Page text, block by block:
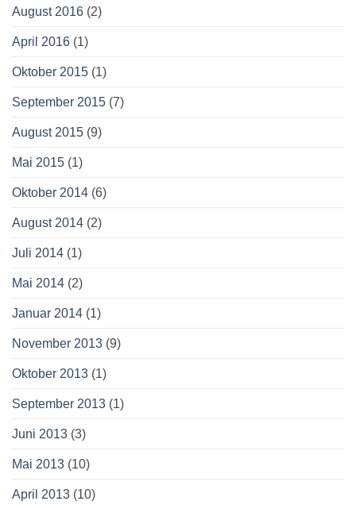
August 2016 (2)
April 2016 (1)
Oktober 2015 (1)
September 2015 (7)
August 2015 (9)
Mai 2015 (1)
Oktober 2014 (6)
August 2014 (2)
Juli 2014 (1)
Mai 2014 (2)
Januar 2014 (1)
November 2013 (9)
Oktober 2013 (1)
September 2013 (1)
Juni 2013 (3)
Mai 2013 (10)
April 2013 (10)